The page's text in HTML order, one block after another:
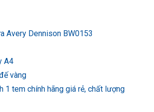
Avery Dennison BW0153
A4
vàng
1 tem chính hãng giá rẻ, chất lượng